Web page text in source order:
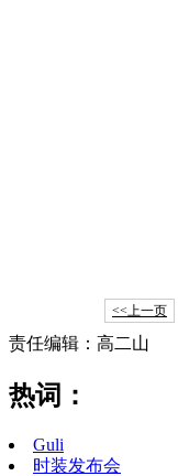
<<上一页
责任编辑：高二山
热词：
Guli
时装发布会